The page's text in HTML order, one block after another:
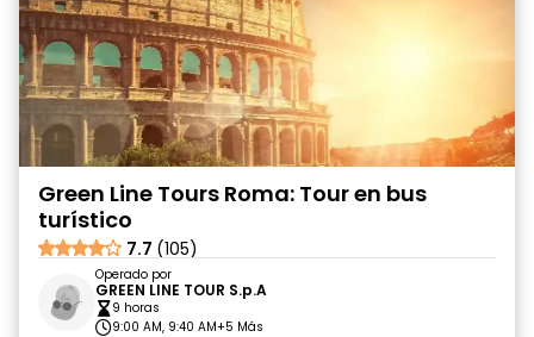
Green Line Tours Roma: Tour en bus
turístico
7.7 (105)
Operado por
GREEN LINE TOUR S.p.A
9 horas
9:00 AM, 9:40 AM+5 Más